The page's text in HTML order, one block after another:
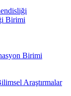
Birimi
Birimi
Araştırmalar